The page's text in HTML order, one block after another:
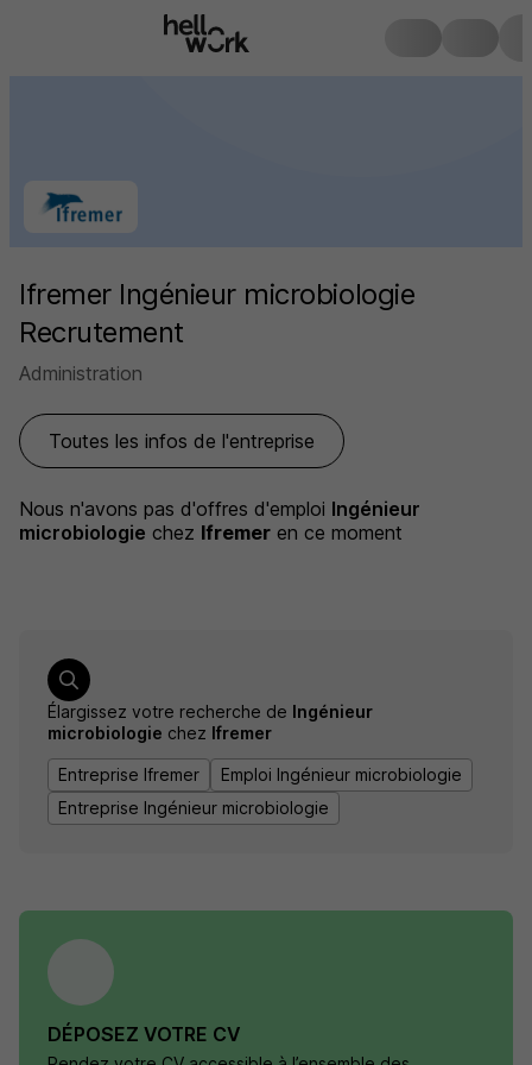
Ifremer Ingénieur microbiologie
Recrutement
Administration
Toutes les infos de l'entreprise
Nous n'avons pas d'offres d'emploi Ingénieur
microbiologie chez Ifremer en ce moment
Élargissez votre recherche de Ingénieur
microbiologie chez Ifremer
Entreprise Ifremer
Emploi Ingénieur microbiologie
Entreprise Ingénieur microbiologie
DÉPOSEZ VOTRE CV